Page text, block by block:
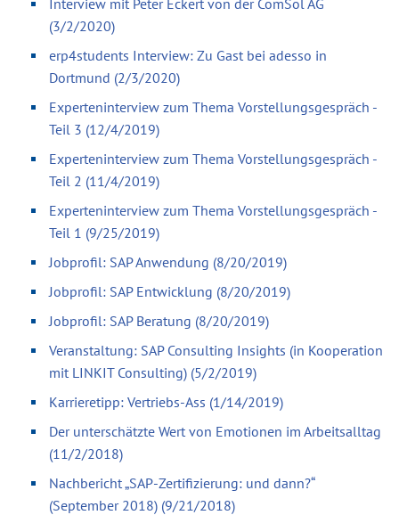
(3/2/2020)
erp4students Interview: Zu Gast bei adesso in
Dortmund (2/3/2020)
Experteninterview zum Thema Vorstellungsgespräch -
Teil 3 (12/4/2019)
Experteninterview zum Thema Vorstellungsgespräch -
Teil 2 (11/4/2019)
Experteninterview zum Thema Vorstellungsgespräch -
Teil 1 (9/25/2019)
Jobprofil: SAP Anwendung (8/20/2019)
Jobprofil: SAP Entwicklung (8/20/2019)
Jobprofil: SAP Beratung (8/20/2019)
Veranstaltung: SAP Consulting Insights (in Kooperation
mit LINKIT Consulting) (5/2/2019)
Karrieretipp: Vertriebs-Ass (1/14/2019)
Der unterschätzte Wert von Emotionen im Arbeitsalltag
(11/2/2018)
Nachbericht „SAP-Zertifizierung: und dann?“
(September 2018) (9/21/2018)